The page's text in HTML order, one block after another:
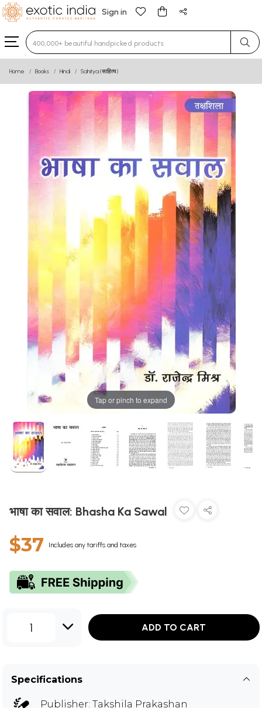
Sign in
Type 3 or more characters for results.
Home Books Hindi Sahitya (साहित्य)
Tap or pinch to expand
भाषा का सवाल: Bhasha Ka Sawal
$37 Includes any tariffs and taxes
1 ADD TO CART
Specifications
Publisher: Takshila Prakashan